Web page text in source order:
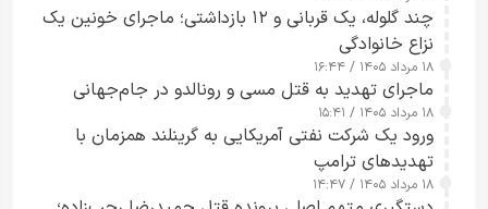
چند گلوله، یک قربانی و ۱۲ بازداشتی؛ ماجرای خونین یک
نزاع خانوادگی
۱۸ مرداد ۱۴۰۵ / ۱۶:۴۴
ماجرای تهدید به قتل مسی و رونالدو در جام‌جهانی
۱۸ مرداد ۱۴۰۵ / ۱۵:۴۱
ورود یک شرکت نفتی آمریکایی به گرینلند همزمان با
تهدیدهای ترامپ
۱۸ مرداد ۱۴۰۵ / ۱۴:۴۷